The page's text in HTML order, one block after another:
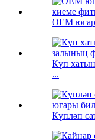
OEM
Күп
...
Күпләп